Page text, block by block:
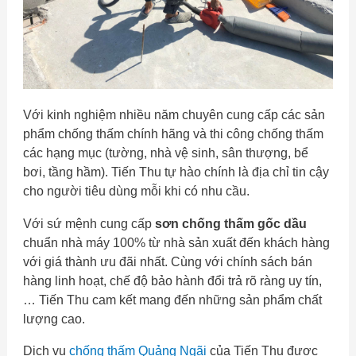
Với kinh nghiệm nhiều năm chuyên cung cấp các sản
phẩm chống thấm chính hãng và thi công chống thấm
các hạng mục (tường, nhà vệ sinh, sân thượng, bể
bơi, tầng hầm). Tiến Thu tự hào chính là địa chỉ tin cậy
cho người tiêu dùng mỗi khi có nhu cầu.
Với sứ mệnh cung cấpsơn chống thấm gốc dầu
chuẩn nhà máy 100% từ nhà sản xuất đến khách hàng
với giá thành ưu đãi nhất. Cùng với chính sách bán
hàng linh hoạt, chế độ bảo hành đổi trả rõ ràng uy tín,
… Tiến Thu cam kết mang đến những sản phẩm chất
lượng cao.
Dịch vụ chống thấm Quảng Ngãi của Tiến Thu được